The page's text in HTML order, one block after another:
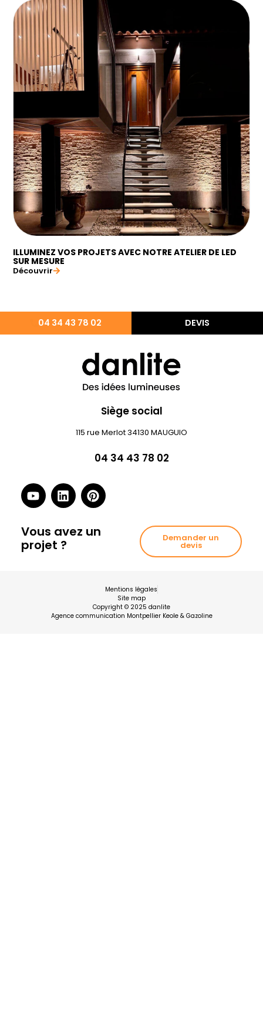
ILLUMINEZ VOS PROJETS AVEC NOTRE ATELIER DE LED
SUR MESURE
Découvrir
04 34 43 78 02 DEVIS
Siège social
115 rue Merlot 34130 MAUGUIO
04 34 43 78 02
Vous avez un
projet ?
Demander un
devis
Mentions légales
Site map
Copyright © 2025 danlite
Agence communication Montpellier Keole & Gazoline